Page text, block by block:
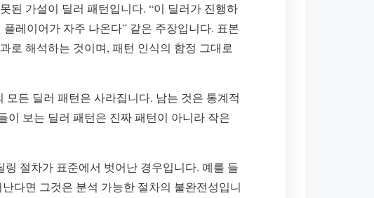
된 가설이 딜러 패턴입니다. “이 딜러가 진행하
레이어가 자주 나온다” 같은 주장입니다. 표본
로 해석하는 것이며, 패턴 인식의 함정 그대로
든 딜러 패턴은 사라집니다. 남는 것은 통계적
이 보는 딜러 패턴은 진짜 패턴이 아니라 작은
절차가 표준에서 벗어난 경우입니다. 예를 들
다면 그것은 분석 가능한 절차의 불완전성입니